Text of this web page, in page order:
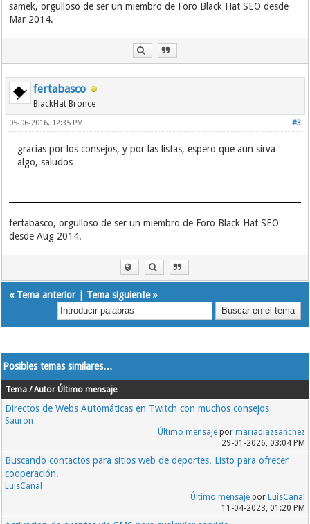
samek, orgulloso de ser un miembro de Foro Black Hat SEO desde
Mar 2014.
fertabasco
BlackHat Bronce
#3
05-06-2016, 12:35 PM
gracias por los consejos, y por las listas, espero que aun sirva
algo, saludos
fertabasco, orgulloso de ser un miembro de Foro Black Hat SEO
desde Aug 2014.
« Tema anterior| Tema siguiente»
Posibles temas similares…
Tema / Autor Último mensaje
Directos de Webs Automáticas en Twitch con muchos consejos
Sauron
Último mensajepor mariadiazsanchez
29-01-2026, 03:04 PM
Buscando contactos para sitios web de deportes. Listo para ofrecer
cooperación.
LuisCanal
Último mensajepor LuisCanal
11-04-2023, 01:20 PM